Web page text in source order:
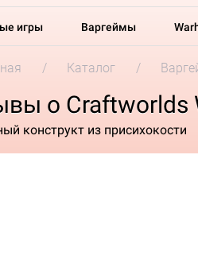
игры Варгеймы
Каталог
о Craftworlds
конструкт из присихокости